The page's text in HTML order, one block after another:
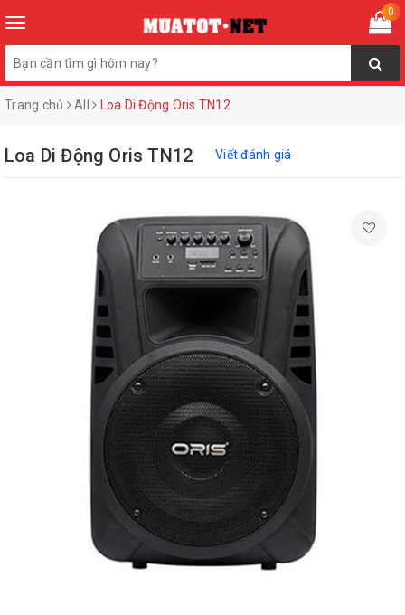
Toggle
navigation
0
Trang chủ All Loa Di Động Oris TN12
Loa Di Động Oris TN12 Viết đánh giá